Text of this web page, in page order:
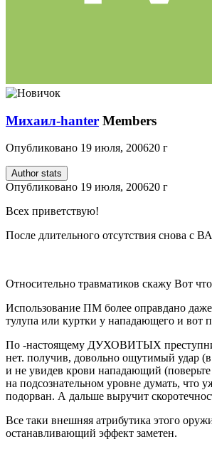
Михаил-hanter Members
Опубликовано 19 июля, 200620 г
Author stats
Опубликовано 19 июля, 200620 г
Всех приветствую!
После длительного отсутствия снова с
Относительно травматиков скажу Вот
Использование ПМ более оправдано
тулупа или куртки у нападающего и вот
По -настоящему ДУХОВИТЫХ
нет. получив, довольно ощутимый удар
и не увидев крови нападающий
на подсознательном уровне думать, что
подорван. А дальше выручит
Все таки внешняя атрибутика этого
останавливающий эффект заметен.